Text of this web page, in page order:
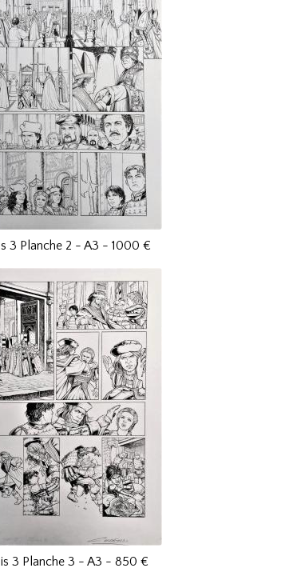
3 Planche 2 - A3 - 1000 €
3 Planche 3 - A3 - 850 €